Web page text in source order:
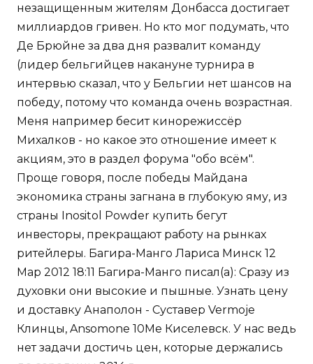
незащищенным жителям Донбасса достигает
миллиардов гривен. Но кто мог подумать, что
Де Брюйне за два дня развалит команду
(лидер бельгийцев накануне турнира в
интервью сказал, что у Бельгии нет шансов на
победу, потому что команда очень возрастная.
Меня например бесит кинорежиссёр
Михалков - но какое это отношение имеет к
акциям, это в раздел форума "обо всём".
Проще говоря, после победы Майдана
экономика страны загнана в глубокую яму, из
страны Inositol Powder купить бегут
инвесторы, прекращают работу на рынках
ритейлеры. Багира-Манго Лариса Минск 12
Мар 2012 18:11 Багира-Манго писал(а): Сразу из
духовки они высокие и пышные. Узнать цену
и доставку Анаполон - Суставер Vermoje
Клинцы, Ansomone 10Me Киселевск. У нас ведь
нет задачи достичь цен, которые держались